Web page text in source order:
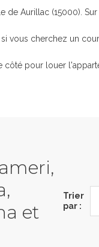
de Aurillac (15000).
si vous cherchez un
pour louer
et
Trier
par :